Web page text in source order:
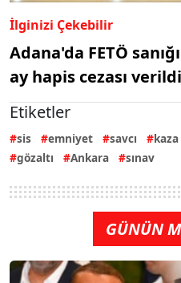
İlginizi Çekebilir
Adana'da FETÖ
ay hapis cezası verildi
Etiketler
sis emniyet savcı kaza
gözaltı
Ankara sınav
GÜNÜN